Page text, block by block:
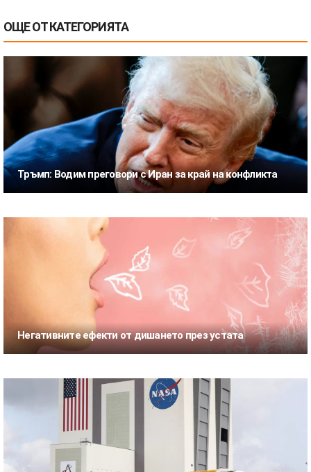
ОЩЕ ОТ КАТЕГОРИЯТА
Тръмп: Водим преговори с Иран за край на конфликта
Негативните ефекти от дишането през устата